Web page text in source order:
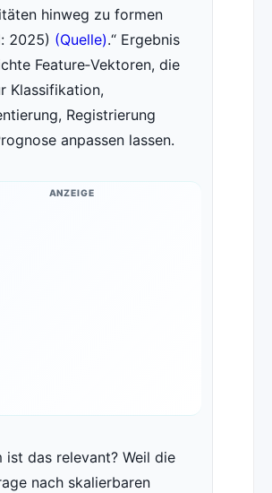
hinweg zu formen
2025) (Quelle). Ergebnis
Feature‑Vektoren, die
Klassifikation,
Registrierung
anpassen lassen.
ANZEIGE
ist das relevant? Weil die
nach skalierbaren